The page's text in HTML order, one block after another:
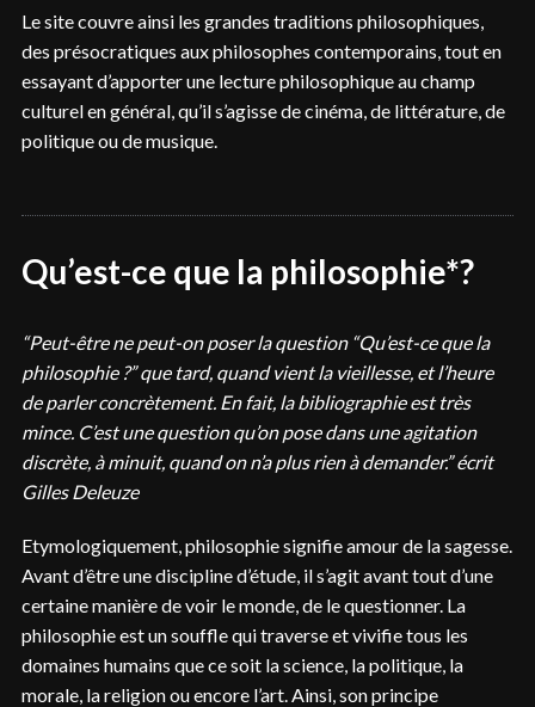
Le site couvre ainsi les grandes traditions philosophiques,
des présocratiques aux philosophes contemporains, tout en
essayant d’apporter une lecture philosophique au champ
culturel en général, qu’il s’agisse de cinéma, de littérature, de
politique ou de musique.
Qu’est-ce que la philosophie*?
“Peut-être ne peut-on poser la question “Qu’est-ce que la
philosophie ?” que tard, quand vient la vieillesse, et l’heure
de parler concrètement. En fait, la bibliographie est très
mince. C’est une question qu’on pose dans une agitation
discrète, à minuit, quand on n’a plus rien à demander.” écrit
Gilles Deleuze
Etymologiquement, philosophie signifie amour de la sagesse.
Avant d’être une discipline d’étude, il s’agit avant tout d’une
certaine manière de voir le monde, de le questionner. La
philosophie est un souffle qui traverse et vivifie tous les
domaines humains que ce soit la science, la politique, la
morale, la religion ou encore l’art. Ainsi, son principe